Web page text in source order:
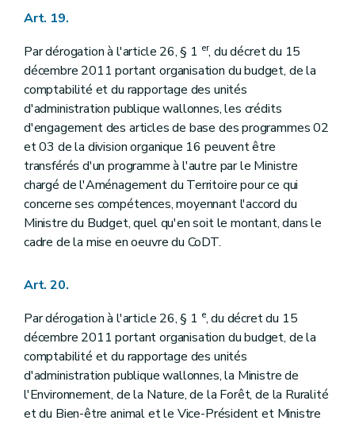
Art. 19.
Par dérogation à l'article 26, § 1 er, du décret du 15
décembre 2011 portant organisation du budget, de la
comptabilité et du rapportage des unités
d'administration publique wallonnes, les crédits
d'engagement des articles de base des programmes 02
et 03 de la division organique 16 peuvent être
transférés d'un programme à l'autre par le Ministre
chargé de l'Aménagement du Territoire pour ce qui
concerne ses compétences, moyennant l'accord du
Ministre du Budget, quel qu'en soit le montant, dans le
cadre de la mise en oeuvre du CoDT.
Art. 20.
Par dérogation à l'article 26, § 1 e, du décret du 15
décembre 2011 portant organisation du budget, de la
comptabilité et du rapportage des unités
d'administration publique wallonnes, la Ministre de
l'Environnement, de la Nature, de la Forêt, de la Ruralité
et du Bien-être animal et le Vice-Président et Ministre